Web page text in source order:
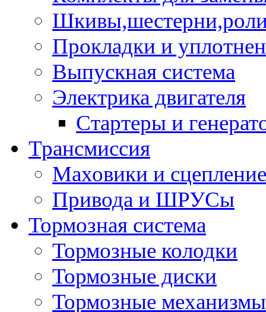
Прокладки и
Выпускная система
Электрика двигателя
Стартеры и
Трансмиссия
Маховики и сцепление
Привода и ШРУСы
Тормозная система
Тормозные колодки
Тормозные диски
Тормозные механизмы